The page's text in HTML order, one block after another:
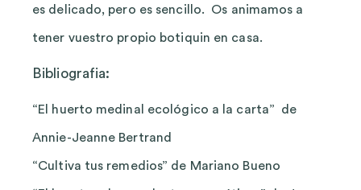
es delicado, pero es sencillo. Os animamos a
tener vuestro propio botiquin en casa.
Bibliografia:
“El huerto medinal ecológico a la carta” de
Annie-Jeanne Bertrand
“Cultiva tus remedios” de Mariano Bueno